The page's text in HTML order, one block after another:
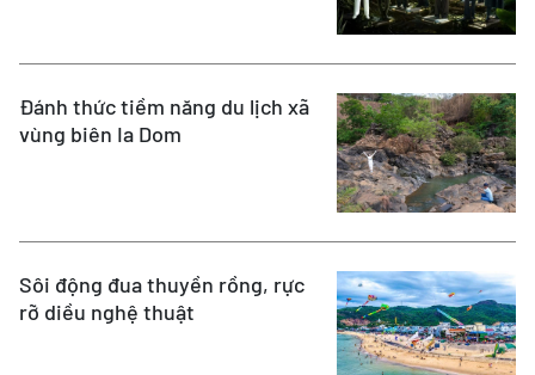
Đánh thức tiềm năng du lịch xã
vùng biên Ia Dom
Sôi động đua thuyền rồng, rực
rỡ diều nghệ thuật